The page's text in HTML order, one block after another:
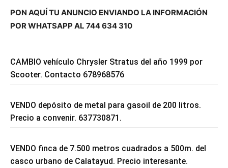
PON AQUÍ TU ANUNCIO ENVIANDO LA INFORMACIÓN
POR WHATSAPP AL 744 634 310
CAMBIO vehículo Chrysler Stratus del año 1999 por
Scooter. Contacto 678968576
VENDO depósito de metal para gasoil de 200 litros.
Precio a convenir. 637730871.
VENDO finca de 7.500 metros cuadrados a 500m. del
casco urbano de Calatayud. Precio interesante.